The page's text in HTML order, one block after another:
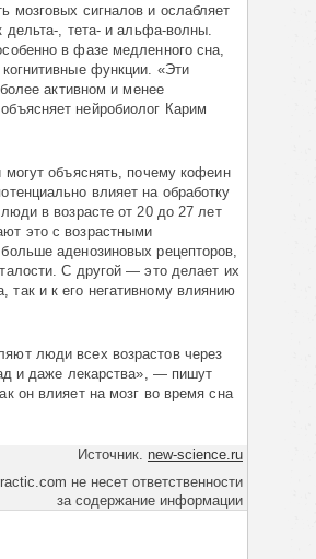
мозговых сигналов и ослабляет
дельта-, тета- и альфа-волны.
в фазе медленного сна,
функции. «Эти
активном и менее
нейробиолог Карим
могут объяснять, почему кофеин
влияет на обработку
в возрасте от 20 до 27 лет
это с возрастными
аденозиновых рецепторов,
С другой — это делает их
и к его негативному влиянию
люди всех возрастов через
и даже лекарства», — пишут
он влияет на мозг во время сна
Источник. new-science.ru
не несет ответственности
за содержание информации